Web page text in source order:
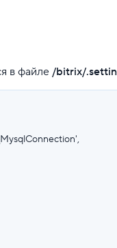
в файле /bitrix/